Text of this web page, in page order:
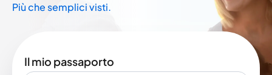
Più che semplici visti.
Il mio passaporto